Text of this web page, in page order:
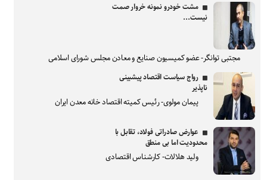
مشت خودرو نمونه خروار صمت
نیست...
مجتبی توانگر- عضو کمیسیون صنایع و معادن مجلس شورای اسلامی
رواج سیاست اقتصاد پیشبینی
ناپذیر
پیمان مولوی- رئیس کمیته اقتصاد خانه معدن ایران
عوارض صادراتی فولاد، تقابل با
محدودیت اما بی منطق
ولید هلالات- کارشناس اقتصادی